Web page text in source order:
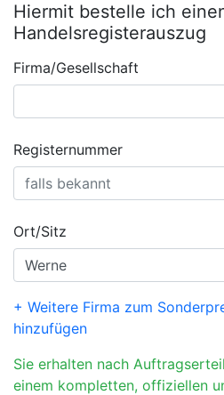
Hiermit bestelle ich
Handelsregisterauszug
Firma/Gesellschaft
Registernummer
Ort/Sitz
+ Weitere Firma zum
hinzufügen
Sie erhalten nach
einem kompletten, offiziellen